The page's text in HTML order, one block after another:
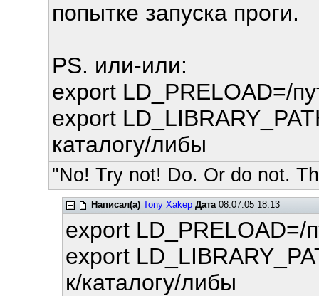
попытке запуска проги.
PS. или-или:
export LD_PRELOAD=/
export
каталогу/либы
"No! Try not! Do. Or do not.
Написал(а) Tony Xakep Дата08.07.05 18:13
export LD_PRELOAD=/
export
к/каталогу/либы